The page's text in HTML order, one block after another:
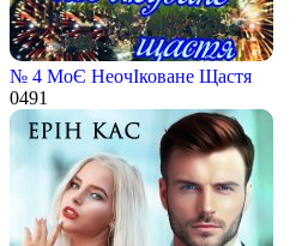
№ 4 МоЄ НеочІковане Щастя
0491